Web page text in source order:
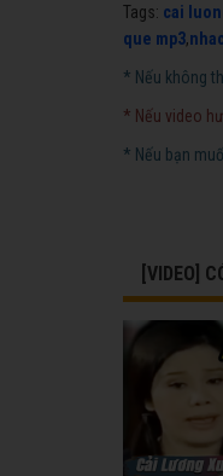
Tags: cai
que mp3,
* Nếu không
* Nếu video
* Nếu bạn
[VIDEO]